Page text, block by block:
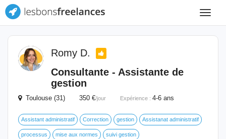
Toggle
Romy D.
Consultante - Assistante de
gestion
Toulouse (31) 350 €/jour Expérience : 4-6 ans
Assistant administratif Correction gestion Assistanat administratif
processus mise aux normes suivi gestion